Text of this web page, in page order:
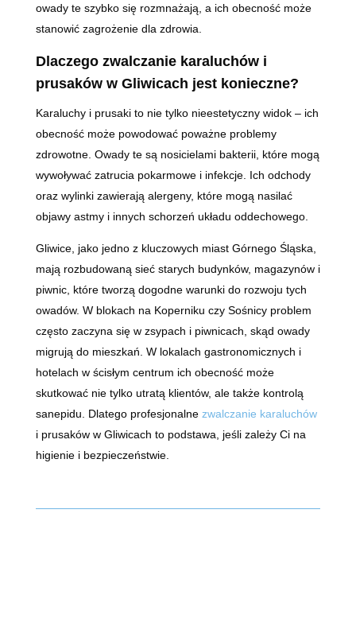
owady te szybko się rozmnażają, a ich obecność może
stanowić zagrożenie dla zdrowia.
Dlaczego zwalczanie karaluchów i
prusaków w Gliwicach jest konieczne?
Karaluchy i prusaki to nie tylko nieestetyczny widok – ich
obecność może powodować poważne problemy
zdrowotne. Owady te są nosicielami bakterii, które mogą
wywoływać zatrucia pokarmowe i infekcje. Ich odchody
oraz wylinki zawierają alergeny, które mogą nasilać
objawy astmy i innych schorzeń układu oddechowego.
Gliwice, jako jedno z kluczowych miast Górnego Śląska,
mają rozbudowaną sieć starych budynków, magazynów i
piwnic, które tworzą dogodne warunki do rozwoju tych
owadów. W blokach na Koperniku czy Sośnicy problem
często zaczyna się w zsypach i piwnicach, skąd owady
migrują do mieszkań. W lokalach gastronomicznych i
hotelach w ścisłym centrum ich obecność może
skutkować nie tylko utratą klientów, ale także kontrolą
sanepidu. Dlatego profesjonalne zwalczanie karaluchów
i prusaków w Gliwicach to podstawa, jeśli zależy Ci na
higienie i bezpieczeństwie.